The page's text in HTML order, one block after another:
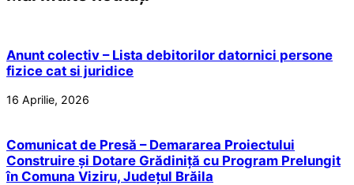
Anunt colectiv – Lista debitorilor datornici persone
fizice cat si juridice
16 Aprilie, 2026
Comunicat de Presă – Demararea Proiectului
Construire și Dotare Grădiniță cu Program Prelungit
în Comuna Viziru, Județul Brăila